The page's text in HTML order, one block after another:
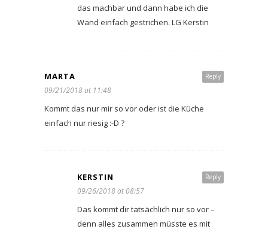
das machbar und dann habe ich die
Wand einfach gestrichen. LG Kerstin
Reply
MARTA
09/21/2018 at 11:48
Kommt das nur mir so vor oder ist die Küche
einfach nur riesig :-D ?
Reply
KERSTIN
09/26/2018 at 08:57
Das kommt dir tatsächlich nur so vor –
denn alles zusammen müsste es mit